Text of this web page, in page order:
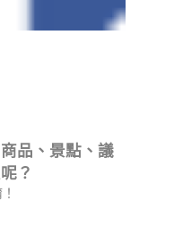
品、景點、議
？